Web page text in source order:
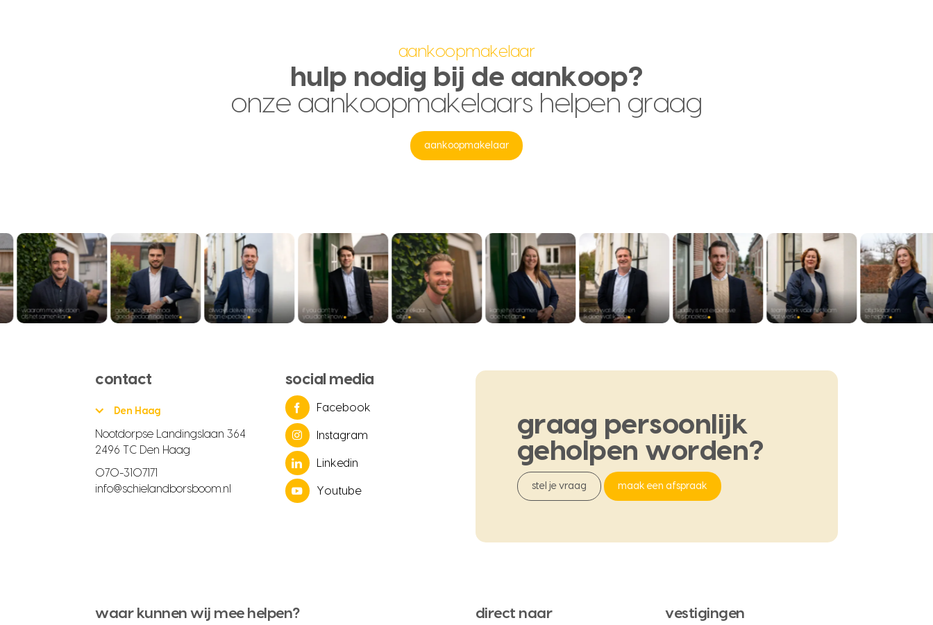
aankoopmakelaar
hulp nodig bij de aankoop?
onze aankoopmakelaars helpen graag
aankoopmakelaar
contact
Den Haag
Nootdorpse Landingslaan 364
2496 TC Den Haag
070-3107171
info@schielandborsboom.nl
social media
Facebook
Instagram
Linkedin
Youtube
graag persoonlijk
geholpen worden?
stel je vraag maak een afspraak
waar kunnen wij mee helpen? direct naar vestigingen